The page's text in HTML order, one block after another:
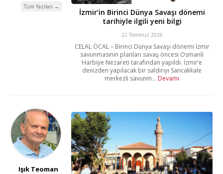
Tüm Yazıları →
İzmir’in Birinci Dünya Savaşı dönemi
tarihiyle ilgili yeni bilgi
22 Temmuz 2026
CELAL ÖCAL – Birinci Dünya Savaşı dönemi İzmir
savunmasının planları savaş öncesi Osmanlı
Harbiye Nezareti tarafından yapıldı. İzmir’e
denizden yapılacak bir saldırıyı Sancakkale
merkezli savunm... Devamı
Işık Teoman